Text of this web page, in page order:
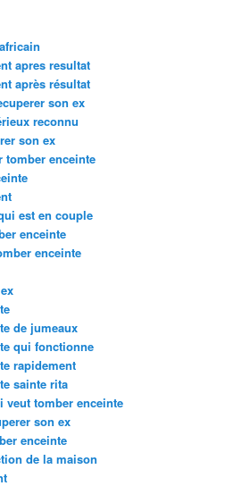
apres resultat
après résultat
son ex
reconnu
son ex
tomber enceinte
est en couple
enceinte
enceinte
de jumeaux
qui fonctionne
rapidement
sainte rita
veut tomber enceinte
son ex
enceinte
de la maison